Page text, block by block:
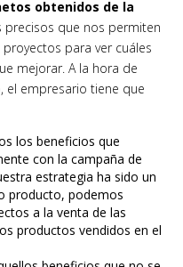
obtenidos de la
precisos que nos permiten
para ver cuáles
mejorar. A la hora de
el empresario tiene que
los beneficios que
con la campaña de
estrategia ha sido un
producto, podemos
a la venta de las
productos vendidos en el